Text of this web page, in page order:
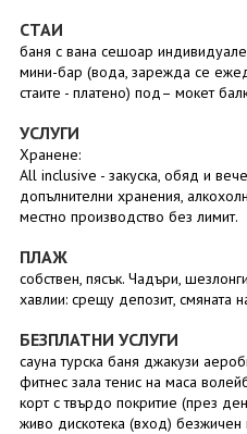
СТАИ
баня с вана сешоар
мини-бар (вода, зарежда се
стаите - платено) под– мокет
УСЛУГИ
Хранене:
All inclusive - закуска, обяд и
допълнителни хранения,
местно производство без лимит.
ПЛАЖ
собствен, пясък. Чадъри,
хавлии: срещу депозит, смяната
БЕЗПЛАТНИ УСЛУГИ
сауна турска баня джакузи
фитнес зала тенис на маса
корт с твърдо покритие (през
живо дискотека (вход) безжичен